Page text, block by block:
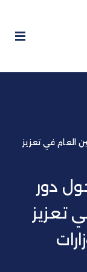
العام في تعزيز
دور
تعزيز